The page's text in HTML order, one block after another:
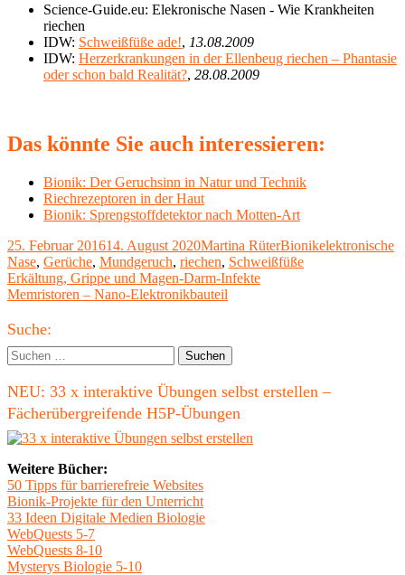
Science-Guide.eu: Elekronische Nasen - Wie Krankheiten
riechen
IDW: Schweißfüße ade!, 13.08.2009
IDW: Herzerkrankungen in der Ellenbeug riechen – Phantasie
oder schon bald Realität?, 28.08.2009
Das könnte Sie auch interessieren:
Bionik: Der Geruchsinn in Natur und Technik
Riechrezeptoren in der Haut
Bionik: Sprengstoffdetektor nach Motten-Art
Veröffentlicht
am
25. Februar 201614. August 2020Autor
Martina RüterKategorien
BionikSchlagwörter
elektronische
Nase, Gerüche, Mundgeruch, riechen, Schweißfüße
Beitragsnavigation
Vorheriger
Beitrag:
Erkältung, Grippe und Magen-Darm-Infekte
Nächster
Memristoren – Nano-Elektronikbauteil
Haupt-
Seitenleiste
Suche:
Suchen
nach:
NEU: 33 x interaktive Übungen selbst erstellen –
Fächerübergreifende H5P-Übungen
Weitere Bücher:
50 Tipps für barrierefreie Websites
Bionik-Projekte für den Unterricht
33 Ideen Digitale Medien Biologie
WebQuests 5-7
WebQuests 8-10
Mysterys Biologie 5-10